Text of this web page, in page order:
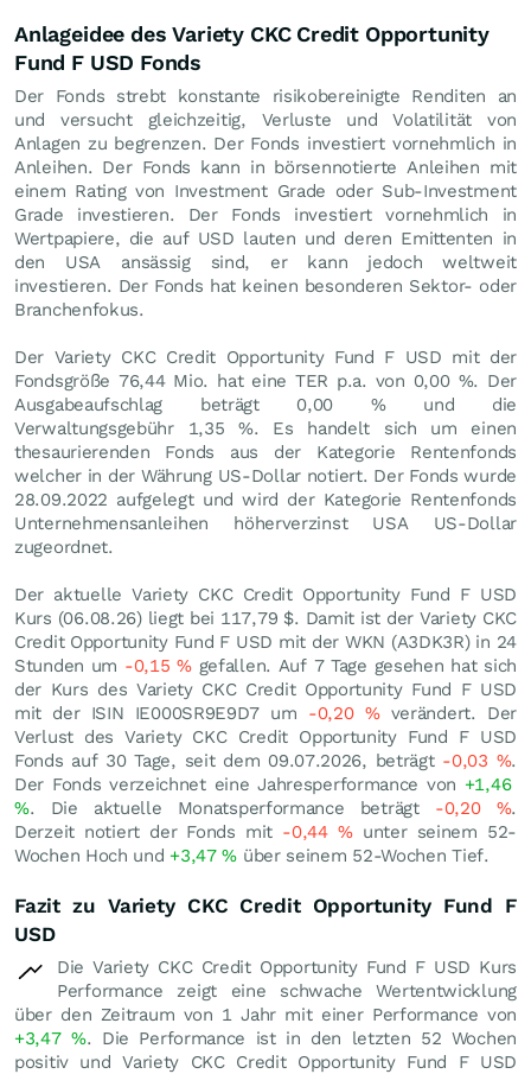
Anlageidee des Variety CKC Credit Opportunity
Fund F USD Fonds
Der Fonds strebt konstante risikobereinigte Renditen an
und versucht gleichzeitig, Verluste und Volatilität von
Anlagen zu begrenzen. Der Fonds investiert vornehmlich in
Anleihen. Der Fonds kann in börsennotierte Anleihen mit
einem Rating von Investment Grade oder Sub-Investment
Grade investieren. Der Fonds investiert vornehmlich in
Wertpapiere, die auf USD lauten und deren Emittenten in
den USA ansässig sind, er kann jedoch weltweit
investieren. Der Fonds hat keinen besonderen Sektor- oder
Branchenfokus.
Der Variety CKC Credit Opportunity Fund F USD mit der
Fondsgröße 76,44 Mio. hat eine TER p.a. von 0,00 %. Der
Ausgabeaufschlag beträgt 0,00 % und die
Verwaltungsgebühr 1,35 %. Es handelt sich um einen
thesaurierenden Fonds aus der Kategorie Rentenfonds
welcher in der Währung US-Dollar notiert. Der Fonds wurde
28.09.2022 aufgelegt und wird der Kategorie Rentenfonds
Unternehmensanleihen höherverzinst USA US-Dollar
zugeordnet.
Der aktuelle Variety CKC Credit Opportunity Fund F USD
Kurs (06.08.26) liegt bei 117,79 $. Damit ist der Variety CKC
Credit Opportunity Fund F USD mit der WKN (A3DK3R) in 24
Stunden um -0,15%gefallen. Auf 7 Tage gesehen hat sich
der Kurs des Variety CKC Credit Opportunity Fund F USD
mit der ISIN IE000SR9E9D7 um -0,20 %verändert. Der
Verlust des Variety CKC Credit Opportunity Fund F USD
Fonds auf 30 Tage, seit dem 09.07.2026, beträgt -0,03 %.
Der Fonds verzeichnet eine Jahresperformance von +1,46
%. Die aktuelle Monatsperformance beträgt -0,20 %.
Derzeit notiert der Fonds mit -0,44 %unter seinem 52-
Wochen Hoch und +3,47% über seinem 52-Wochen Tief.
Fazit zu Variety CKC Credit Opportunity Fund F
USD
Die Variety CKC Credit Opportunity Fund F USD Kurs
Performance zeigt eine schwache Wertentwicklung
über den Zeitraum von 1 Jahr mit einer Performance von
+3,47 %. Die Performance ist in den letzten 52 Wochen
positiv und Variety CKC Credit Opportunity Fund F USD